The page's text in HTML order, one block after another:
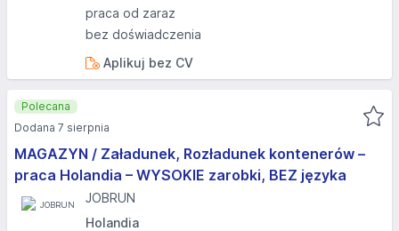
praca od zaraz
bez doświadczenia
Aplikuj bez CV
MAGAZYN / Załadunek, Rozładunek kontenerów –
praca Holandia – WYSOKIE zarobki, BEZ języka
JOBRUN
Holandia
Polecana
Dodana 7 sierpnia